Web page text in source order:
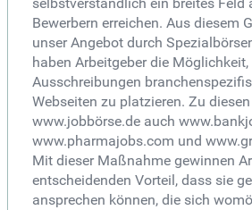
selbstverständlich ein breites Feld
Bewerbern erreichen. Aus diesem
unser Angebot durch
haben Arbeitgeber die Möglichkeit,
Ausschreibungen
Webseiten zu platzieren. Zu
www.jobbörse.de auch
www.pharmajobs.com und
Mit dieser Maßnahme gewinnen
entscheidenden Vorteil, dass sie
ansprechen können, die sich